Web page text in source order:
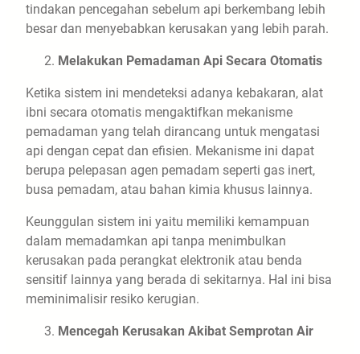
tindakan pencegahan sebelum api berkembang lebih
besar dan menyebabkan kerusakan yang lebih parah.
Melakukan Pemadaman Api Secara Otomatis
Ketika sistem ini mendeteksi adanya kebakaran, alat
ibni secara otomatis mengaktifkan mekanisme
pemadaman yang telah dirancang untuk mengatasi
api dengan cepat dan efisien. Mekanisme ini dapat
berupa pelepasan agen pemadam seperti gas inert,
busa pemadam, atau bahan kimia khusus lainnya.
Keunggulan sistem ini yaitu memiliki kemampuan
dalam memadamkan api tanpa menimbulkan
kerusakan pada perangkat elektronik atau benda
sensitif lainnya yang berada di sekitarnya. Hal ini bisa
meminimalisir resiko kerugian.
Mencegah Kerusakan Akibat Semprotan Air